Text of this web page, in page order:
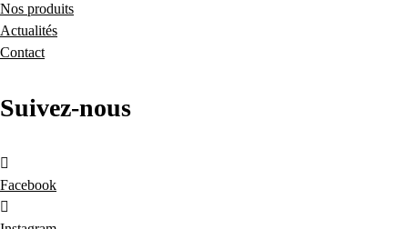
Nos produits
Actualités
Contact
Suivez-nous
Facebook